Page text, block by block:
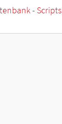
- Scripts